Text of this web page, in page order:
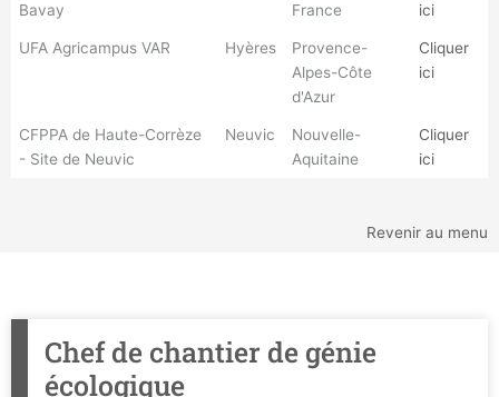
Bavay
France
ici
UFA Agricampus VAR Hyères
Provence-
Alpes-Côte
d'Azur
Cliquer
ici
CFPPA de Haute-Corrèze
- Site de Neuvic
Neuvic
Nouvelle-
Aquitaine
Cliquer
ici
Revenir au menu
Chef de chantier de génie
écologique